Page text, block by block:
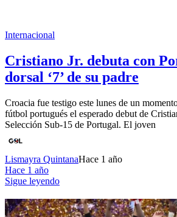
Internacional
Cristiano Jr. debuta con
dorsal ‘7’ de su padre
Croacia fue testigo este lunes de un
fútbol portugués el esperado debut de
Selección Sub-15 de Portugal. El joven
Lismayra QuintanaHace 1 año
Hace 1 año
Sigue leyendo